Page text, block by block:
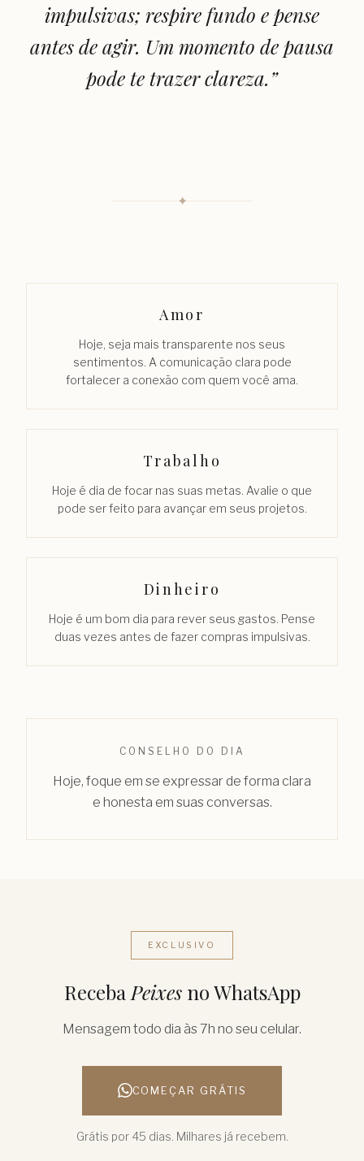
impulsivas; respire fundo e pense
antes de agir. Um momento de pausa
pode te trazer clareza.”
✦
Amor
Hoje, seja mais transparente nos seus
sentimentos. A comunicação clara pode
fortalecer a conexão com quem você ama.
Trabalho
Hoje é dia de focar nas suas metas. Avalie o que
pode ser feito para avançar em seus projetos.
Dinheiro
Hoje é um bom dia para rever seus gastos. Pense
duas vezes antes de fazer compras impulsivas.
CONSELHO DO DIA
Hoje, foque em se expressar de forma clara
e honesta em suas conversas.
EXCLUSIVO
Receba Peixesno WhatsApp
Mensagem todo dia às 7h no seu celular.
COMEÇAR GRÁTIS
Grátis por 45 dias. Milhares já recebem.